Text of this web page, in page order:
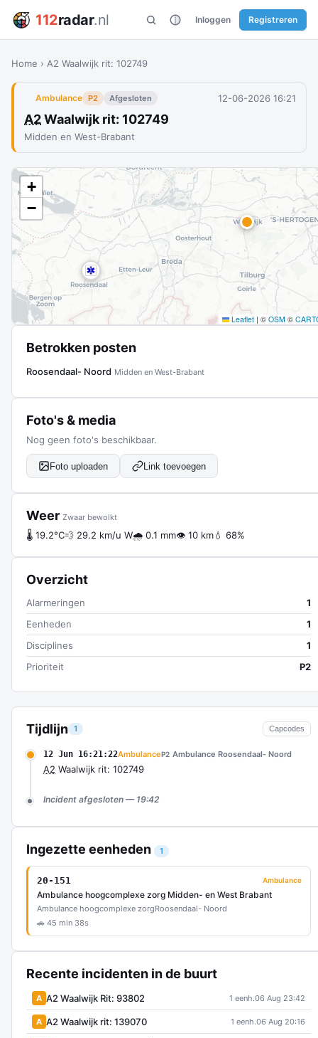
112radar.nl Inloggen Registreren
Home › A2 Waalwijk rit: 102749
Ambulance P2 Afgesloten 12-06-2026 16:21
A2Waalwijk rit: 102749
Midden en West-Brabant
Tijdlijn 1 Capcodes
12 Jun 16:21:22AmbulanceP2 Ambulance Roosendaal- Noord
A2 Waalwijk rit: 102749
Incident afgesloten — 19:42
Ingezette eenheden 1
20-151 Ambulance
Ambulance hoogcomplexe zorg Midden- en West Brabant
Ambulance hoogcomplexe zorgRoosendaal- Noord
🚗 45 min 38s
Recente incidenten in de buurt
A A2 Waalwijk Rit: 93802 1 eenh.06 Aug 23:42
A A2 Waalwijk rit: 139070 1 eenh.06 Aug 20:16
+
−
Leaflet | © OSM ©
Betrokken posten
Roosendaal- Noord Midden en West-Brabant
Foto's & media
Nog geen foto's beschikbaar.
Foto uploaden Link toevoegen
Weer Zwaar bewolkt
🌡 19.2°C💨 29.2 km/u W🌧 0.1 mm👁 10 km💧 68%
Overzicht
Alarmeringen
1
Eenheden
1
Disciplines
1
Prioriteit
P2